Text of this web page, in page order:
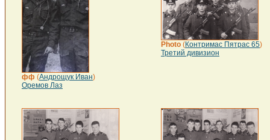
фф (Андрощук Иван)
Оремов Лаз
Photo (Контримас Пятрас 65)
Третий дивизион